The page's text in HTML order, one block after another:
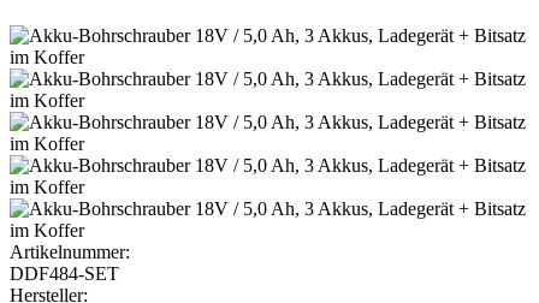
Artikelnummer:
DDF484-SET
Hersteller: